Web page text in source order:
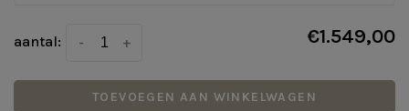
aantal: +
- €1.549,00
TOEVOEGEN AAN WINKELWAGEN